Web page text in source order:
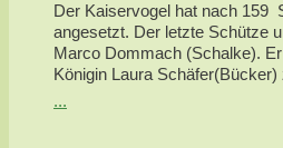
Der Kaiservogel hat nach 159
angesetzt. Der letzte Schütze
Marco Dommach (Schalke).
Königin Laura Schäfer(Bücker)
...